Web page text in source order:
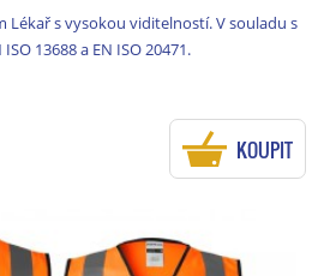
Lékař s vysokou viditelností. V souladu s
13688 a EN ISO 20471.
KOUPIT